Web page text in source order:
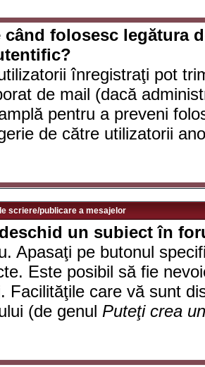
când folosesc legătura
înregistraţi pot
de mail (dacă
pentru a preveni
de către utilizatorii
scriere/publicare a mesajelor
un subiect în
Apasaţi pe butonul
Este posibil să fie
Facilităţile care vă sunt
(de genul Puteţi crea